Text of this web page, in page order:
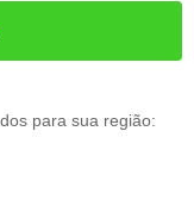
para sua região: